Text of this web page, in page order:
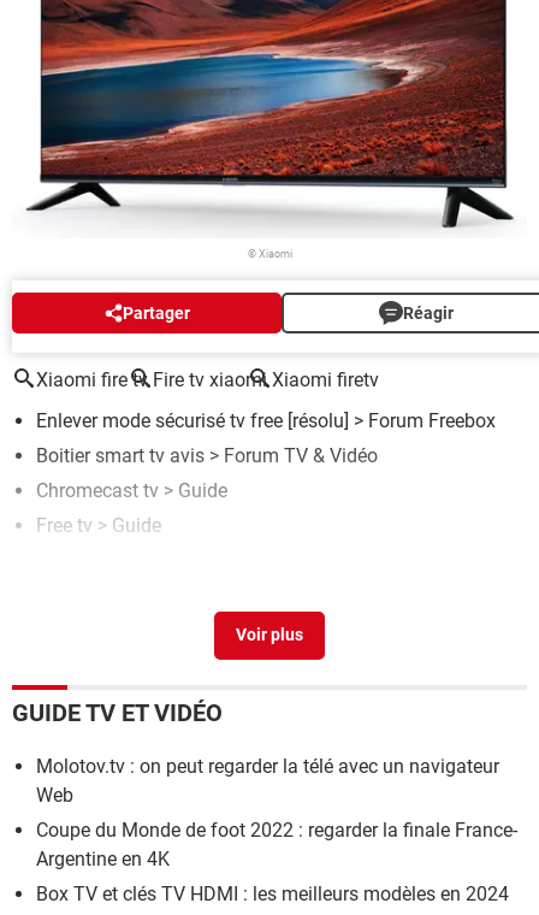
© Xiaomi
Partager Réagir
AUTOUR DU MÊME SUJET
Xiaomi fire tv Fire tv xiaomi Xiaomi firetv
Enlever mode sécurisé tv free [résolu] > Forum Freebox
Boitier smart tv avis > Forum TV & Vidéo
Chromecast tv > Guide
Free tv > Guide
GUIDE TV ET VIDÉO
Molotov.tv : on peut regarder la télé avec un navigateur
Web
Coupe du Monde de foot 2022 : regarder la finale France-
Argentine en 4K
Box TV et clés TV HDMI : les meilleurs modèles en 2024